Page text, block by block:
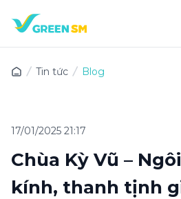
Tin tức Blog
17/01/2025 21:17
Chùa Kỳ Vũ –
kính, thanh tịnh